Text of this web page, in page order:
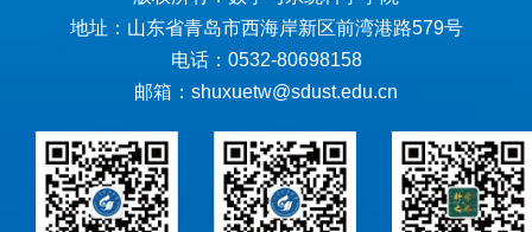
地址：山东省青岛市西海岸新区前湾港路579号
电话：0532-80698158
邮箱：shuxuetw@sdust.edu.cn